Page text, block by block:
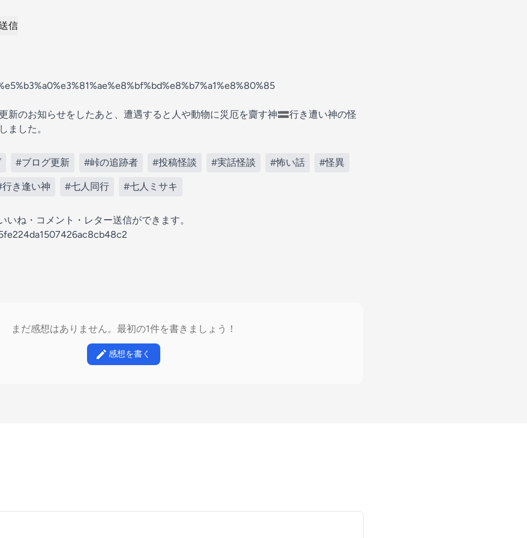
信
新のお知らせをしたあと、遭遇すると人や動物に災厄を齎す神🟰行き遭い神の怪
ました。
#ブログ更新 #峠の追跡者 #投稿怪談 #実話怪談 #怖い話 #怪異
き逢い神 #七人同行
#七人ミサキ
いね・コメント・レター送信ができます。
まだ感想はありません。最初の1件を書きましょう！
感想を書く